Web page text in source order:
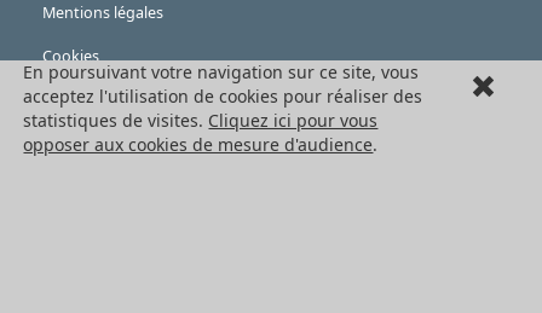
Mentions légales
Cookies
LES PRODUITS
Eléments mécaniques
En poursuivant votre navigation sur ce site, vous
acceptez l'utilisation de cookies pour réaliser des
statistiques de visites. Cliquez ici pour vous
opposer aux cookies de mesure d'audience.